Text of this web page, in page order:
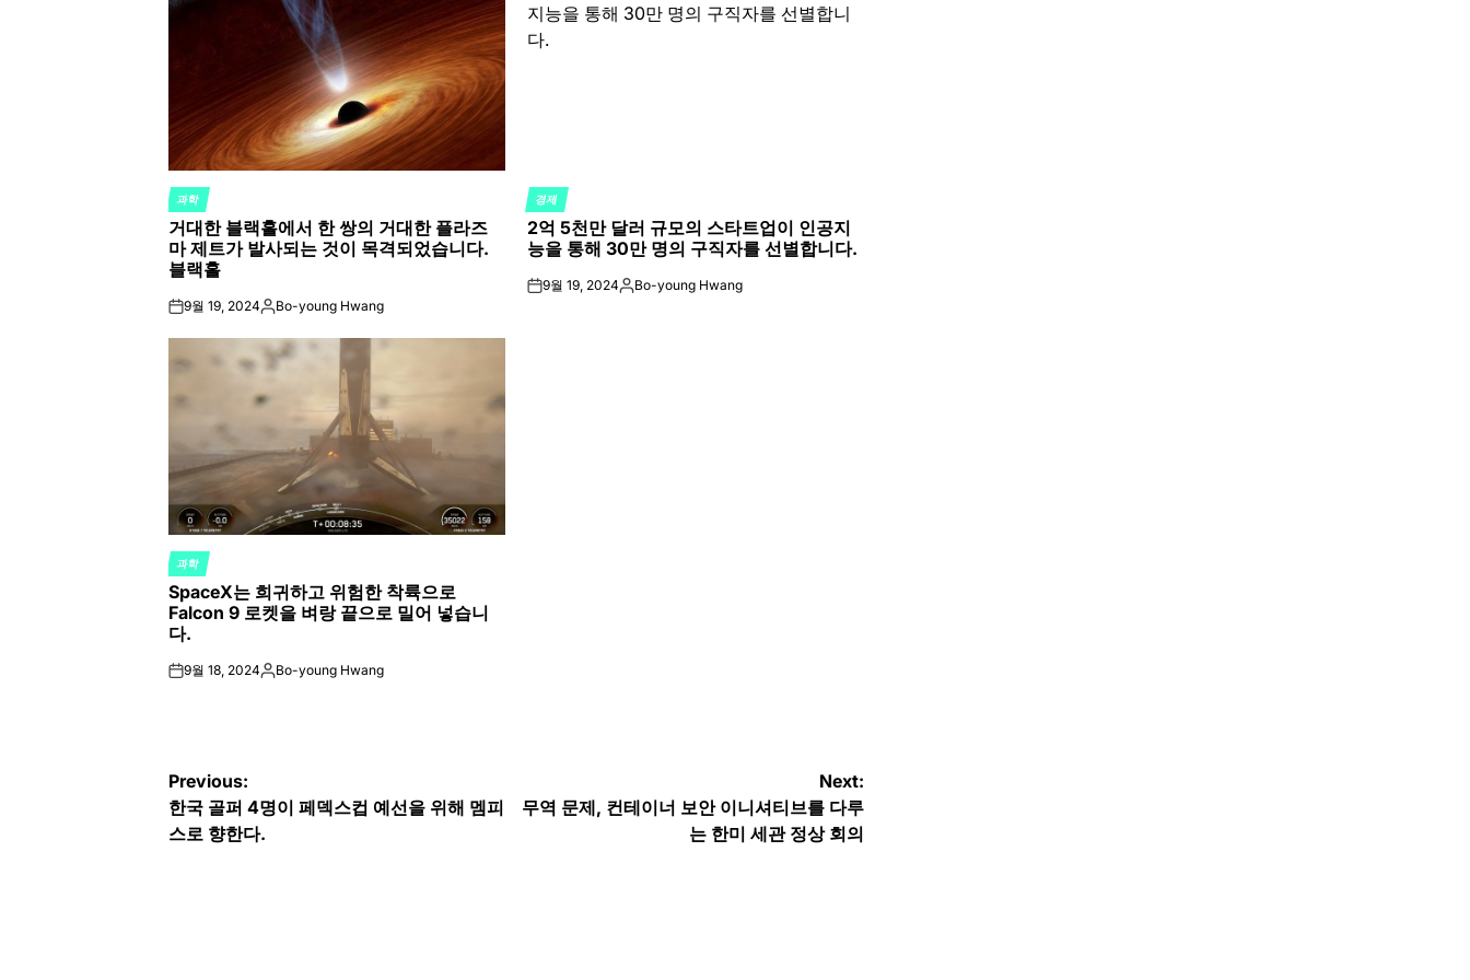
POSTED
IN
과학
거대한 블랙홀에서 한 쌍의 거대한 플라즈
마 제트가 발사되는 것이 목격되었습니다.
블랙홀
on9월 19, 2024Posted
Bo-young Hwang
POSTED
IN
경제
2억 5천만 달러 규모의 스타트업이 인공지
능을 통해 30만 명의 구직자를 선별합니다.
on9월 19, 2024Posted
Bo-young Hwang
POSTED
IN
과학
SpaceX는 희귀하고 위험한 착륙으로
Falcon 9 로켓을 벼랑 끝으로 밀어 넣습니
다.
on9월 18, 2024Posted
Bo-young Hwang
글
탐
Previous:
한국 골퍼 4명이 페덱스컵 예선을 위해 멤피
스로 향한다.
Next:
무역 문제, 컨테이너 보안 이니셔티브를 다루
는 한미 세관 정상 회의